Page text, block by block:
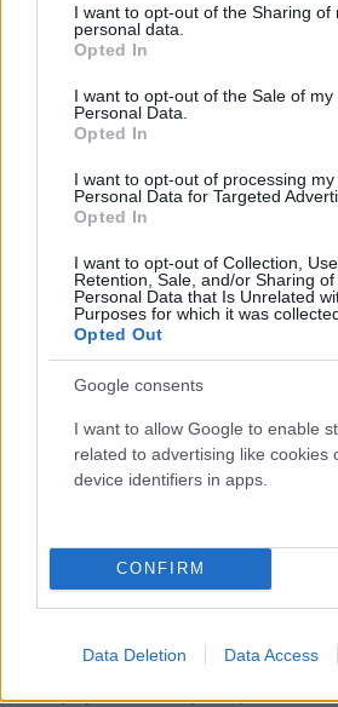
not limited to your visit or usage
grant or deny consent to Google and
use your data for below specified
consent section.
I want to opt-out of the Sharing of
personal data.
Opted In
I want to opt-out of the Sale of my
Personal Data.
Opted In
I want to opt-out of processing my
Personal Data for Targeted
Opted In
I want to opt-out of Collection, Use,
Retention, Sale, and/or Sharing of
Personal Data that Is Unrelated
Purposes for which it was
Opted Out
Google consents
I want to allow Google to enable
related to advertising like cookies
device identifiers in apps.
CONFIRM
Data Deletion Data Access
Ο Πρόεδρος της ΟΛΠ Α.Ε. κ. Yu
την ικανοποίησή του για τα εκ
δυναμική έναρξη του
τονίζοντας ότι η ισόρροπη
λιμενικούς τομείς δημιουργούν
κάθε φορά οικονομικές